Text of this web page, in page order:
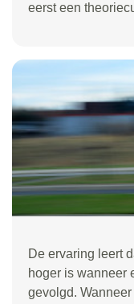
eerst een
De ervaring leert
hoger is wanneer
gevolgd.